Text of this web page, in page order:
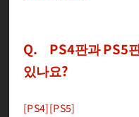
Q. PS4판과 PS5
있나요?
[PS4][PS5]